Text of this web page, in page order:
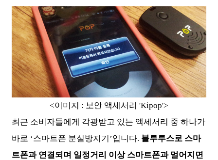
<이미지 : 보안 액세서리 'Kipop'>
최근 소비자들에게 각광받고 있는 액세서리 중 하나가
바로 ‘스마트폰 분실방지기’입니다. 블루투스로 스마
트폰과 연결되며 일정거리 이상 스마트폰과 멀어지면